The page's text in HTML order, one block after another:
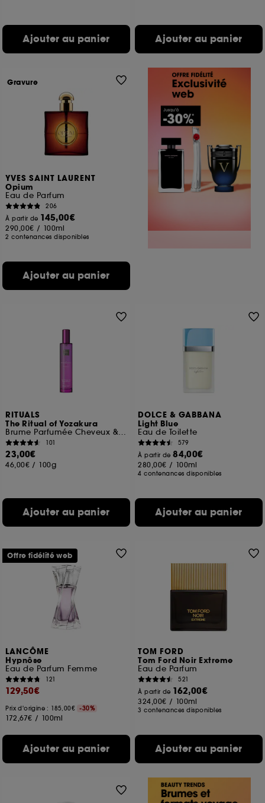
Ajouter au panier Ajouter au panier
YVES SAINT LAURENT
Opium
Eau de Parfum
206
À partir de 145,00€
290,00€ / 100ml
2 contenances disponibles
Ajouter au panier
Gravure
RITUALS
The Ritual of Yozakura
Brume Parfumée Cheveux & Corps
101
23,00€
46,00€ / 100g
Ajouter au panier
DOLCE & GABBANA
Light Blue
Eau de Toilette
579
À partir de84,00€
280,00€ / 100ml
4 contenances disponibles
Ajouter au panier
LANCÔME
Hypnôse
Eau de Parfum Femme
121
129,50€
Prix d'origine : 185,00€ -30%
172,67€ / 100ml
Ajouter au panier
Offre fidélité web
TOM FORD
Tom Ford Noir Extreme
Eau de Parfum
521
À partir de 162,00€
324,00€ / 100ml
3 contenances disponibles
Ajouter au panier